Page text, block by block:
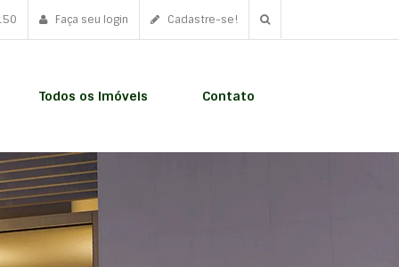
Faça seu login Cadastre-se!
Todos os Imóveis Contato